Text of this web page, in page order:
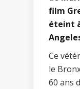
film
éteint
Ce
le
60 ans